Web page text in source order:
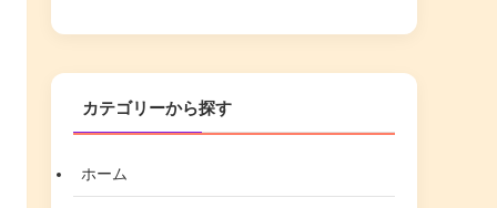
カテゴリーから探す
ホーム